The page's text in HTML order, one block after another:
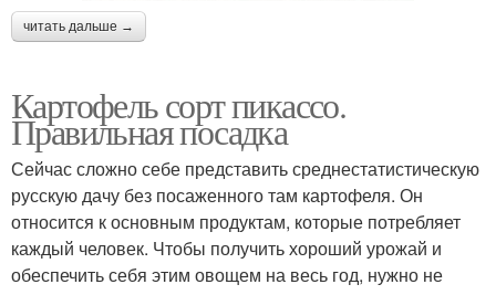
читать дальше →
Картофель сорт пикассо.
Правильная посадка
Сейчас сложно себе представить среднестатистическую
русскую дачу без посаженного там картофеля. Он
относится к основным продуктам, которые потребляет
каждый человек. Чтобы получить хороший урожай и
обеспечить себя этим овощем на весь год, нужно не